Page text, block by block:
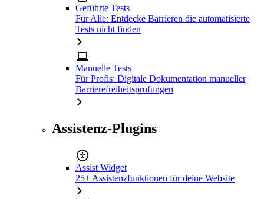
Geführte Tests
Für Alle: Entdecke Barrieren die automatisierte
Tests nicht finden
Manuelle Tests
Für Profis: Digitale Dokumentation manueller
Barrierefreiheitsprüfungen
Assistenz-Plugins
Assist Widget
25+ Assistenzfunktionen für deine Website